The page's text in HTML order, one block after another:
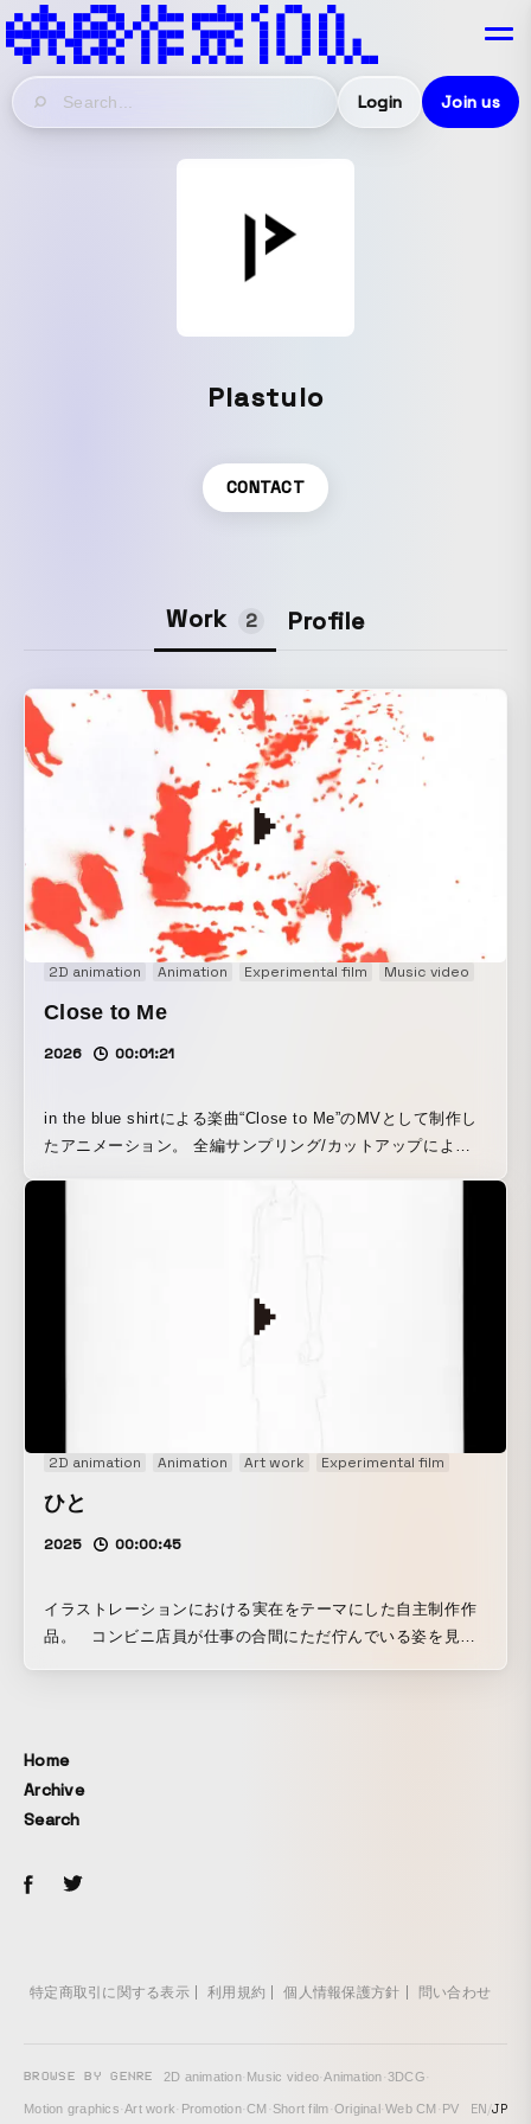
Login Join us
Plastulo
CONTACT
Work 2 Profile
2D animation Animation Experimental film Music video
Close to Me
2026 00:01:21
in the blue shirtによる楽曲“Close to Me”のMVとして制作し
たアニメーション。 全編サンプリング/カットアップによっ
ンシル表現を組み合わせている。粒子の非作為的な揺らぎを
取り入れることで、ロトスコープの生々しさを被写体固有の
2D animation Animation Art work Experimental film
ひと
2025 00:00:45
イラストレーションにおける実在をテーマにした自主制作作
品。 コンビニ店員が仕事の合間にただ佇んでいる姿を見た
像によって画面上の店員が立体的な座標を持つように立ち現
れる。
Home
Archive
Search
特定商取引に関する表示 利用規約 個人情報保護方針 問い合わせ
BROWSE BY GENRE 2D animation· Music video·Animation·3DCG·
Motion graphics·Art work· Promotion·CM · Short film·Original·Web CM · PV EN/JP